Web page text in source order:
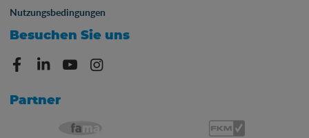
Nutzungsbedingungen
Besuchen Sie uns
Partner